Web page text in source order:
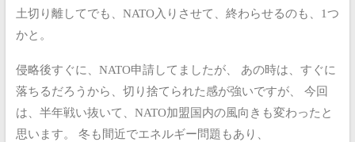
土切り離してでも、NATO入りさせて、終わらせるのも、1つ
かと。
侵略後すぐに、NATO申請してましたが、
あの時は、すぐに
落ちるだろうから、切り捨てられた感が強いですが、
今回
は、半年戦い抜いて、NATO加盟国内の風向きも変わったと
思います。
冬も間近でエネルギー問題もあり、